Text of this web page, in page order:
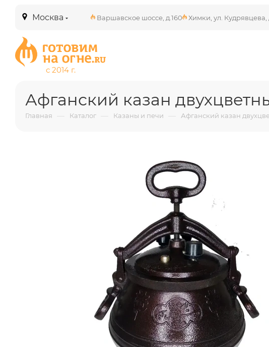
Москва Варшавское шоссе, д.160 Химки, ул. Кудрявцева,
Афганский казан
Главная — Каталог — Казаны и печи — Афганский казан